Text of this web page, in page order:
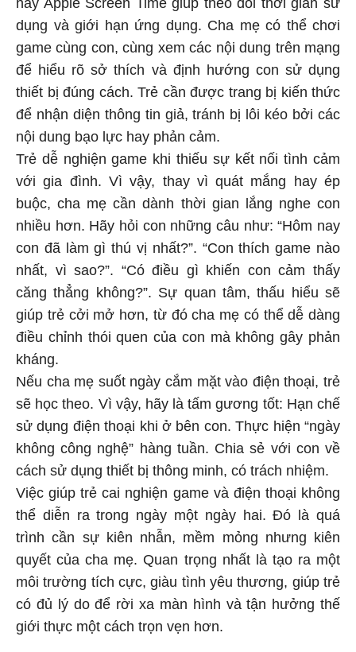
dụng và giới hạn ứng dụng. Cha mẹ có thể chơi
game cùng con, cùng xem các nội dung trên mạng
để hiểu rõ sở thích và định hướng con sử dụng
thiết bị đúng cách. Trẻ cần được trang bị kiến thức
để nhận diện thông tin giả, tránh bị lôi kéo bởi các
nội dung bạo lực hay phản cảm.
Trẻ dễ nghiện game khi thiếu sự kết nối tình cảm
với gia đình. Vì vậy, thay vì quát mắng hay ép
buộc, cha mẹ cần dành thời gian lắng nghe con
nhiều hơn. Hãy hỏi con những câu như: “Hôm nay
con đã làm gì thú vị nhất?”. “Con thích game nào
nhất, vì sao?”. “Có điều gì khiến con cảm thấy
căng thẳng không?”. Sự quan tâm, thấu hiểu sẽ
giúp trẻ cởi mở hơn, từ đó cha mẹ có thể dễ dàng
điều chỉnh thói quen của con mà không gây phản
kháng.
Nếu cha mẹ suốt ngày cắm mặt vào điện thoại, trẻ
sẽ học theo. Vì vậy, hãy là tấm gương tốt: Hạn chế
sử dụng điện thoại khi ở bên con. Thực hiện “ngày
không công nghệ” hàng tuần. Chia sẻ với con về
cách sử dụng thiết bị thông minh, có trách nhiệm.
Việc giúp trẻ cai nghiện game và điện thoại không
thể diễn ra trong ngày một ngày hai. Đó là quá
trình cần sự kiên nhẫn, mềm mỏng nhưng kiên
quyết của cha mẹ. Quan trọng nhất là tạo ra một
môi trường tích cực, giàu tình yêu thương, giúp trẻ
có đủ lý do để rời xa màn hình và tận hưởng thế
giới thực một cách trọn vẹn hơn.